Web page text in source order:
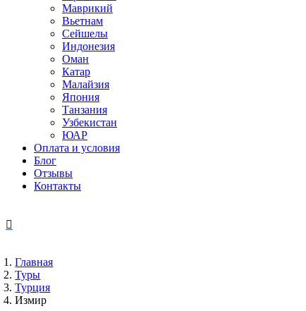
Маврикий
Вьетнам
Сейшелы
Индонезия
Оман
Катар
Малайзия
Япония
Танзания
Узбекистан
ЮАР
Оплата и условия
Блог
Отзывы
Контакты
Главная
Туры
Турция
Измир